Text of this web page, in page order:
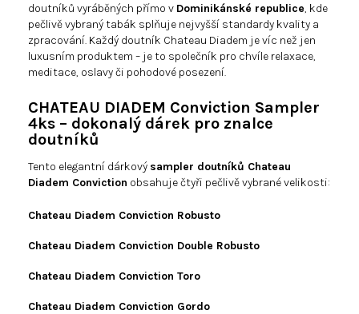
doutníků vyráběných přímo v Dominikánské republice, kde
pečlivě vybraný tabák splňuje nejvyšší standardy kvality a
zpracování. Každý doutník Chateau Diadem je víc než jen
luxusním produktem – je to společník pro chvíle relaxace,
meditace, oslavy či pohodové posezení.
CHATEAU DIADEM Conviction Sampler
4ks – dokonalý dárek pro znalce
doutníků
Tento elegantní dárkový sampler doutníků Chateau
Diadem Conviction obsahuje čtyři pečlivě vybrané velikosti:
Chateau Diadem Conviction Robusto
Chateau Diadem Conviction Double Robusto
Chateau Diadem Conviction Toro
Chateau Diadem Conviction Gordo